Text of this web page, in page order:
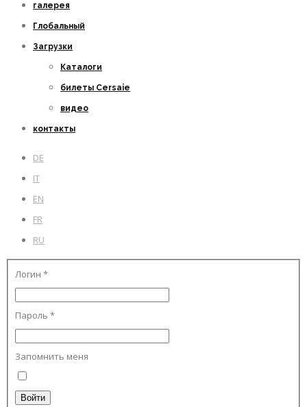
галерея
Глобальный
Загрузки
Каталоги
билеты Cersaie
видео
контакты
DE
IT
EN
FR
RU
Логин *
Пароль *
Запомнить меня
Войти